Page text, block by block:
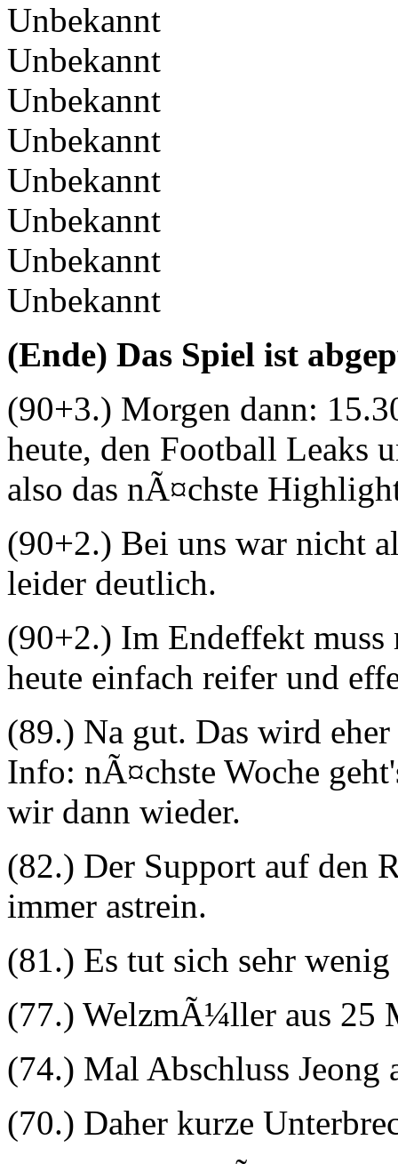
Unbekannt
Unbekannt
Unbekannt
Unbekannt
Unbekannt
Unbekannt
Unbekannt
Unbekannt
(Ende) Das Spiel ist
(90+3.) Morgen dann:
heute, den Football Leaks
also das nÃ¤chste
(90+2.) Bei uns war nicht
leider deutlich.
(90+2.) Im Endeffekt
heute einfach reifer und
(89.) Na gut. Das wird
Info: nÃ¤chste Woche
wir dann wieder.
(82.) Der Support auf den
immer astrein.
(81.) Es tut sich sehr
(77.) WelzmÃ¼ller aus 25
(74.) Mal Abschluss Jeong
(70.) Daher kurze